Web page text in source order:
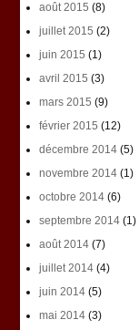
août 2015 (8)
juillet 2015 (2)
juin 2015 (1)
avril 2015 (3)
mars 2015 (9)
février 2015 (12)
décembre 2014(5)
novembre 2014(1)
octobre 2014(6)
septembre 2014(1)
août 2014(7)
juillet 2014(4)
juin 2014(5)
mai 2014(3)